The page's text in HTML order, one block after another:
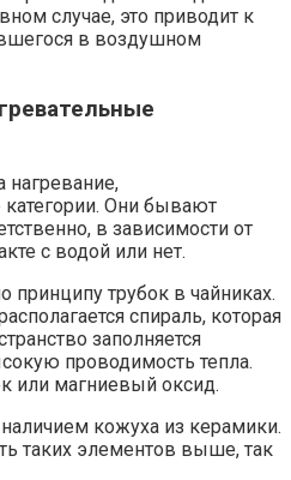
случае, это приводит к
в воздушном
Они бывают
в зависимости от
с водой или нет.
трубок в чайниках.
спираль, которая
заполняется
проводимость тепла.
или магниевый оксид.
кожуха из керамики.
таких элементов выше, так